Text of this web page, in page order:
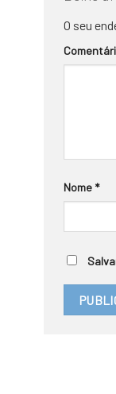
O seu
Nome *